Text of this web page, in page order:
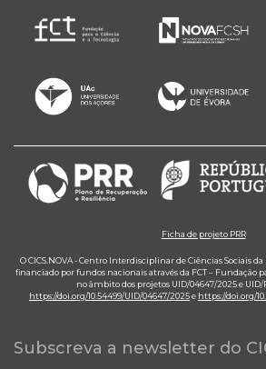
Ficha de projeto PRR
O CICS.NOVA - Centro Interdisciplinar de Ciências Sociais
financiado por fundos nacionais através da FCT – Fundação
no âmbito dos projetos UID/04647/2025 e UID/
https://doi.org/10.54499/UID/04647/2025e https://doi.org/
Subscreva a newsletter do